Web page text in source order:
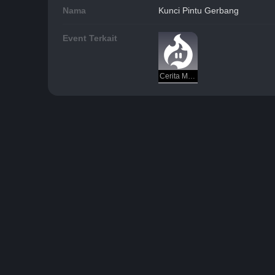
Nama Kunci Pintu Gerbang
Event Terkait
Cerita Mistis Foxian